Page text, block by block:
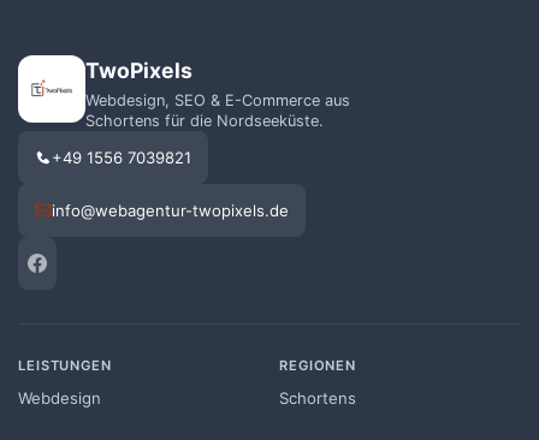
TwoPixels
Webdesign, SEO & E-Commerce aus
Schortens für die Nordseeküste.
+49 1556 7039821
info@webagentur-twopixels.de
LEISTUNGEN
Webdesign
REGIONEN
Schortens